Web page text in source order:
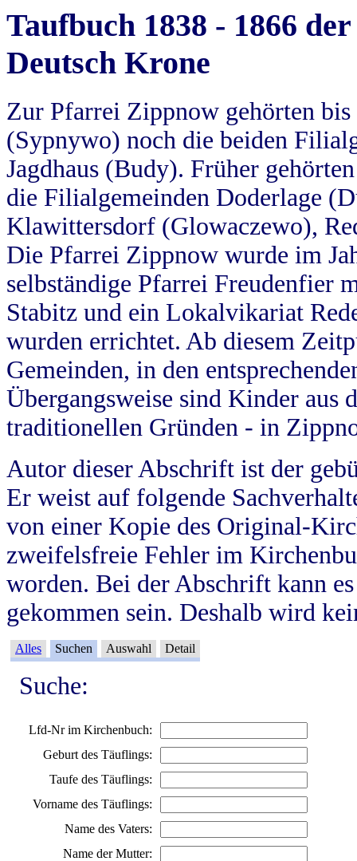
Taufbuch 1838 - 1866
Deutsch Krone
Zur Pfarrei Zippnow gehörten
(Sypnywo) noch die beiden
Jagdhaus (Budy). Früher
die Filialgemeinden Doderlage
Klawittersdorf (Glowaczewo),
Die Pfarrei Zippnow wurde im
selbständige Pfarrei Freudenfier
Stabitz und ein Lokalvikariat
wurden errichtet. Ab diesem
Gemeinden, in den
Übergangsweise sind Kinder aus
traditionellen Gründen - in
Autor dieser Abschrift ist der
Er weist auf folgende
von einer Kopie des Original-
zweifelsfreie Fehler im
worden. Bei der Abschrift kann
gekommen sein. Deshalb wird
Alles Suchen Auswahl Detail
Suche:
Lfd-Nr im Kirchenbuch:
Geburt des Täuflings:
Taufe des Täuflings:
Vorname des Täuflings:
Name des Vaters:
Name der Mutter: